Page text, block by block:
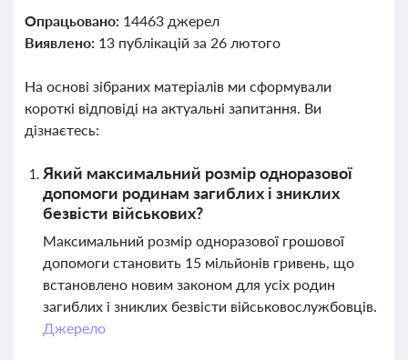
Опрацьовано: 14463 джерел
Виявлено: 13 публікацій за 26 лютого
На основі зібраних матеріалів ми сформували
короткі відповіді на актуальні запитання. Ви
дізнаєтесь:
Який максимальний розмір одноразової
допомоги родинам загиблих і зниклих
безвісти військових?
Максимальний розмір одноразової грошової
допомоги становить 15 мільйонів гривень, що
встановлено новим законом для усіх родин
загиблих і зниклих безвісти військовослужбовців.
Джерело